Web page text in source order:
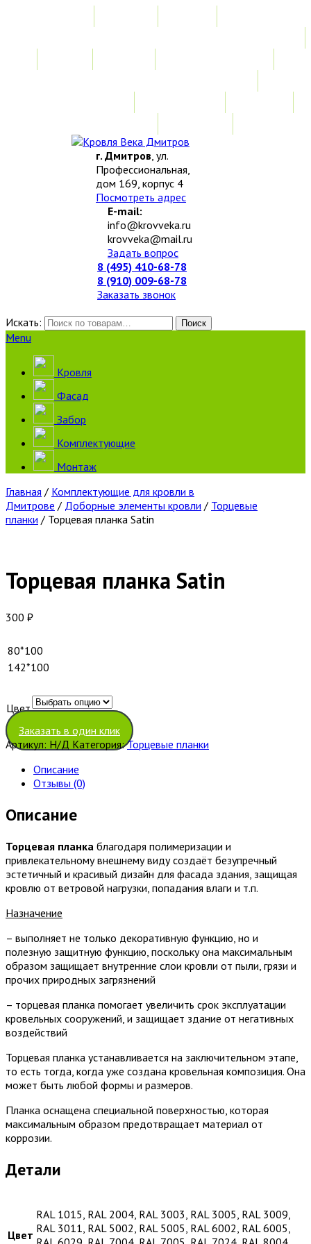
г. Дмитров, ул.
Профессиональная,
дом 169, корпус 4
Посмотреть адрес
E-mail:
info@krovveka.ru
krovveka@mail.ru
Задать вопрос
8 (495) 410-68-78
8 (910) 009-68-78
Заказать звонок
Искать:
Поиск
Menu
Кровля
Фасад
Забор
Комплектующие
Монтаж
Главная / Комплектующие для кровли в
Дмитрове / Доборные элементы кровли / Торцевые
планки / Торцевая планка Satin
Торцевая планка Satin
300 ₽
80*100
142*100
Цвет
Очистить
Заказать в один клик
Артикул: Н/Д Категория:Торцевые планки
Описание
Отзывы (0)
Описание
Торцевая планка благодаря полимеризации и
привлекательному внешнему виду создаёт безупречный
эстетичный и красивый дизайн для фасада здания, защищая
кровлю от ветровой нагрузки, попадания влаги и т.п.
Назначение
– выполняет не только декоративную функцию, но и
полезную защитную функцию, поскольку она максимальным
образом защищает внутренние слои кровли от пыли, грязи и
прочих природных загрязнений
– торцевая планка помогает увеличить срок эксплуатации
кровельных сооружений, и защищает здание от негативных
воздействий
Торцевая планка устанавливается на заключительном этапе,
то есть тогда, когда уже создана кровельная композиция. Она
может быть любой формы и размеров.
Планка оснащена специальной поверхностью, которая
максимальным образом предотвращает материал от
коррозии.
Детали
Цвет
RAL 1015, RAL 2004, RAL 3003, RAL 3005, RAL 3009,
RAL 3011, RAL 5002, RAL 5005, RAL 6002, RAL 6005,